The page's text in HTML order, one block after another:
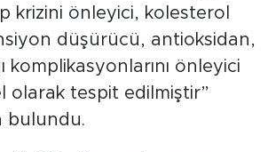
krizini önleyici, kolesterol
düşürücü, antioksidan,
komplikasyonlarını önleyici
olarak tespit edilmiştir”
bulundu.